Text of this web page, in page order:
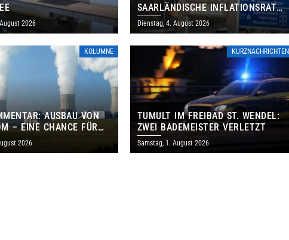
2026
SAARLÄNDISCHE INFLATIONSRATE
IM JULI AUF 3,2 PROZENT
Dienstag, 4. August 2026
KOLUMNE
AUSBAU VON
– EINE CHANCE FÜR
UND DAS SAARLAND
2026
KURZNACHRICHTEN
TUMULT IM FREIBAD ST. WENDEL:
ZWEI BADEMEISTER VERLETZT
Samstag, 1. August 2026